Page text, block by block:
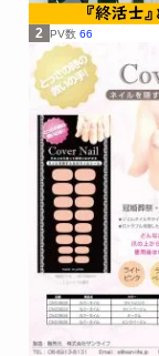
2 PV数 66